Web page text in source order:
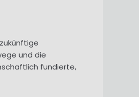
und die
fundierte,